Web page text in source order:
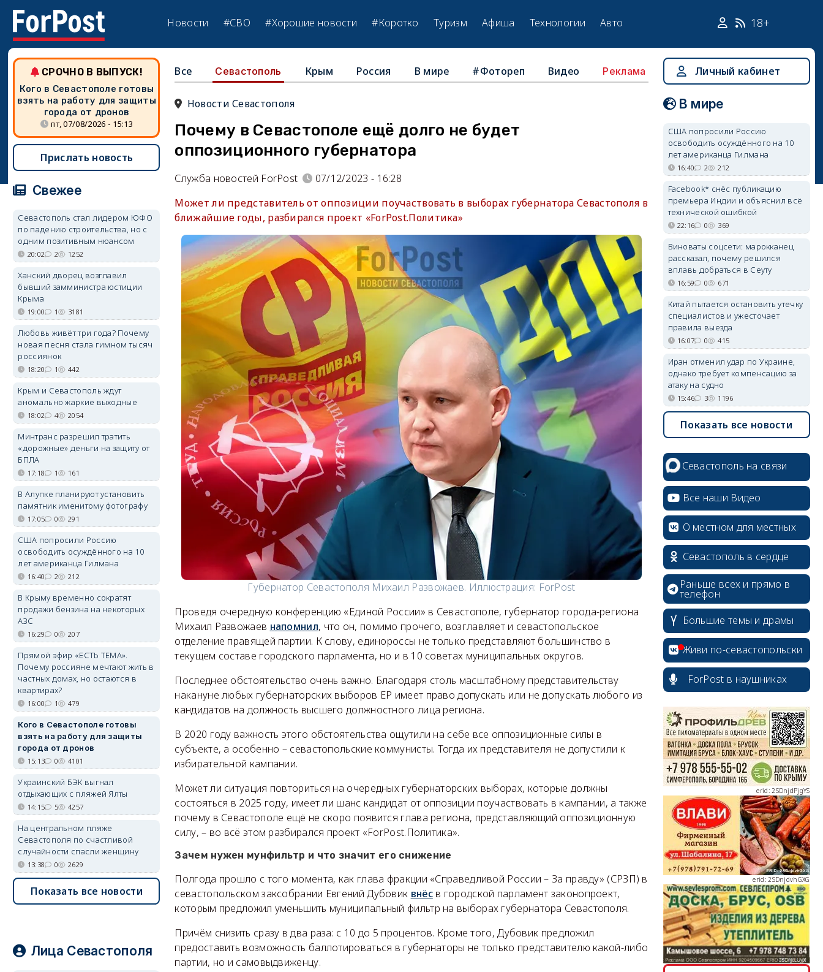
Новости #СВО #Хорошие новости #Коротко Туризм Афиша Технологии Авто 18+
Все Севастополь Крым Россия В мире #Фотореп Видео Реклама
Новости Севастополя
Почему в Севастополе ещё долго не будет
оппозиционного губернатора
Служба новостей ForPost
07/12/2023 - 16:28
Может ли представитель от оппозиции поучаствовать в выборах губернатора Севастополя в
ближайшие годы, разбирался проект «ForPost.Политика»
Губернатор Севастополя Михаил Развожаев. Иллюстрация: ForPost
Проведя очередную конференцию «Единой России» в Севастополе, губернатор города-региона
Михаил Развожаев напомнил, что он, помимо прочего, возглавляет и севастопольское
отделение правящей партии. К слову, единороссы не только представляют большинство в
текущем составе городского парламента, но и в 10 советах муниципальных округов.
Последнее обстоятельство очень важно. Благодаря столь масштабному представительству
накануне любых губернаторских выборов ЕР имеет право допускать или не допускать любого из
кандидатов на должность высшего должностного лица региона.
В 2020 году важность этого обстоятельства ощутили на себе все оппозиционные силы в
субъекте, а особенно – севастопольские коммунисты. Тогда их представителя не допустили к
избирательной кампании.
Может ли ситуация повториться на очередных губернаторских выборах, которые должны
состояться в 2025 году, имеет ли шанс кандидат от оппозиции поучаствовать в кампании, а также
почему в Севастополе ещё не скоро появится глава региона, представляющий оппозиционную
силу, – во всё этом разбирался проект «ForPost.Политика».
Зачем нужен мунфильтр и что значит его снижение
Полгода прошло с того момента, как глава фракции «Справедливой России – За правду» (СРЗП) в
севастопольском заксобрании Евгений Дубовик внёсв городской парламент законопроект,
которым предложил уменьшить муниципальный фильтр на выборах губернатора Севастополя.
Причём снизить сразу в два раза: с 10 до 5 процентов. Кроме того, Дубовик предложил
предоставить возможность баллотироваться в губернаторы не только представителю какой-либо
партии, но и самовыдвиженцу.
СРОЧНО В ВЫПУСК!
Кого в Севастополе готовы
взять на работу для защиты
города от дронов
пт, 07/08/2026 - 15:13
Прислать новость
Свежее
Севастополь стал лидером ЮФО
по падению строительства, но с
одним позитивным нюансом
20:02 2 1252
Ханский дворец возглавил
бывший замминистра юстиции
Крыма
19:00 1 3181
Любовь живёт три года? Почему
новая песня стала гимном тысяч
россиянок
18:20 1 442
Крым и Севастополь ждут
аномально жаркие выходные
18:02 4 2054
Минтранс разрешил тратить
«дорожные» деньги на защиту от
БПЛА
17:18 1 161
В Алупке планируют установить
памятник именитому фотографу
17:05 0 291
США попросили Россию
освободить осуждённого на 10
лет американца Гилмана
16:40 2 212
В Крыму временно сократят
продажи бензина на некоторых
АЗС
16:29 0 207
Прямой эфир «ЕСТЬ ТЕМА».
Почему россияне мечтают жить в
частных домах, но остаются в
квартирах?
16:00 1 479
Кого в Севастополе готовы
взять на работу для защиты
города от дронов
15:13 0 4101
Украинский БЭК выгнал
отдыхающих с пляжей Ялты
14:15 5 4257
На центральном пляже
Севастополя по счастливой
случайности спасли женщину
13:38 0 2629
Показать все новости
Лица Севастополя
Личный кабинет
В мире
США попросили Россию
освободить осуждённого на 10
лет американца Гилмана
16:40 2 212
Facebook* снёс публикацию
премьера Индии и объяснил всё
технической ошибкой
22:16 0 369
Виноваты соцсети: марокканец
рассказал, почему решился
вплавь добраться в Сеуту
16:59 0 671
Китай пытается остановить утечку
специалистов и ужесточает
правила выезда
16:07 0 415
Иран отменил удар по Украине,
однако требует компенсацию за
атаку на судно
15:46 3 1196
Показать все новости
Севастополь на связи
Все наши Видео
О местном для местных
Севастополь в сердце
Раньше всех и прямо в
телефон
Большие темы и драмы
Живи по-севастопольски
ForPost в наушниках
erid: 2SDnjdPjgYS
erid: 2SDnjdvhGXG
erid: 2SDnjcLUypt